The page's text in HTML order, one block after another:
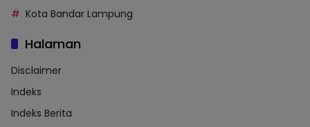
Kota Bandar Lampung
Halaman
Disclaimer
Indeks
Indeks Berita